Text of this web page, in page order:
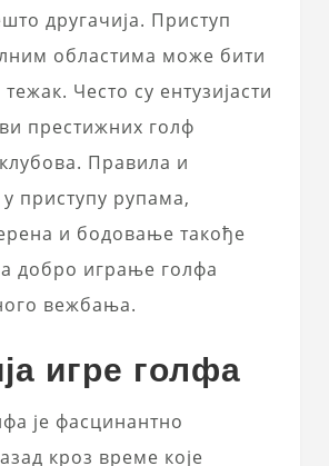
другачија. Приступ
областима може бити
Често су ентузијасти
престижних голф
Правила и
приступу рупама,
и бодовање такође
добро играње голфа
вежбања.
игре голфа
је фасцинантно
кроз време које